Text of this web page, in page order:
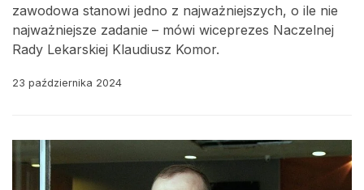
zawodowa stanowi jedno z najważniejszych, o ile nie
najważniejsze zadanie – mówi wiceprezes Naczelnej
Rady Lekarskiej Klaudiusz Komor.
23 października 2024